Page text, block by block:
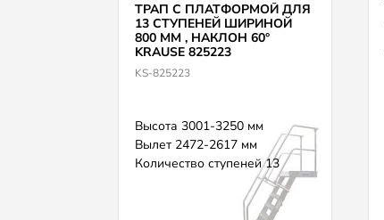
ТРАП С ПЛАТФОРМОЙ ДЛЯ
13 СТУПЕНЕЙ ШИРИНОЙ
800 ММ , НАКЛОН 60°
KRAUSE 825223
KS-825223
Высота 3001-3250 мм
Вылет 2472-2617 мм
Количество ступеней 13